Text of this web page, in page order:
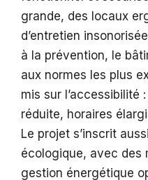
grande, des locaux
d’entretien
à la prévention, le
aux normes les plus
mis sur l’accessibilité
réduite, horaires
Le projet s’inscrit
écologique, avec des
gestion énergétique